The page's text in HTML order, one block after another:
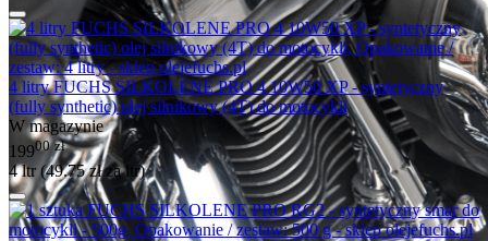
4 litry FUCHS SILKOLENE PRO 4 10W50 XP - syntetyczny
(fully synthetic) olej silnikowy (4T) do motocykli
W magazynie
19900 zł
4 ltr (49.75złza ltr)